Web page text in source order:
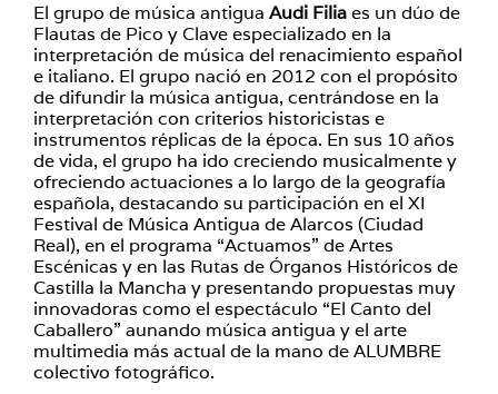
El grupo de música antigua Audi Filiaes un dúo de
Flautas de Pico y Clave especializado en la
interpretación de música del renacimiento español
e italiano. El grupo nació en 2012 con el propósito
de difundir la música antigua, centrándose en la
interpretación con criterios historicistas e
instrumentos réplicas de la época. En sus 10 años
de vida, el grupo ha ido creciendo musicalmente y
ofreciendo actuaciones a lo largo de la geografía
española, destacando su participación en el XI
Festival de Música Antigua de Alarcos (Ciudad
Real), en el programa “Actuamos” de Artes
Escénicas y en las Rutas de Órganos Históricos de
Castilla la Mancha y presentando propuestas muy
innovadoras como el espectáculo “El Canto del
Caballero” aunando música antigua y el arte
multimedia más actual de la mano de ALUMBRE
colectivo fotográfico.